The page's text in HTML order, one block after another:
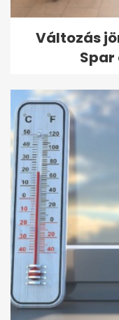
Változás
Spar